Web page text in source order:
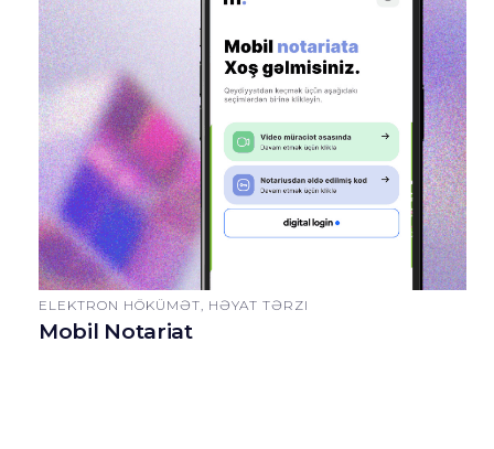
ELEKTRON HÖKÜMƏT, HƏYAT TƏRZI
Mobil Notariat